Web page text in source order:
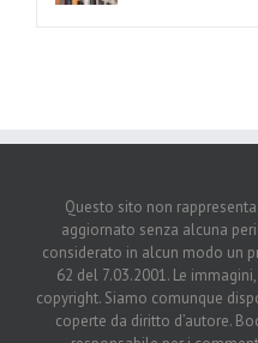
Questo sito non
aggiornato senza alcuna
considerato in alcun modo un
62 del 7.03.2001. Le
copyright. Siamo comunque
coperte da diritto d’autore.